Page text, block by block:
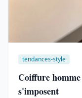
tendances-style
Coiffure
s'imposent